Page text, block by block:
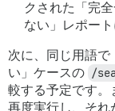
クされた「完
ない」レポート
次に、同じ用語で
い」ケースの /
較する予定です。
再度実行し、それ